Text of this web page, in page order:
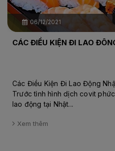
06/12/2021
CÁC ĐIỀU KIỆN ĐI LAO
Các Điều Kiện Đi Lao Động
Trước tình hình dịch covit
lao động tại Nhật...
Xem thêm